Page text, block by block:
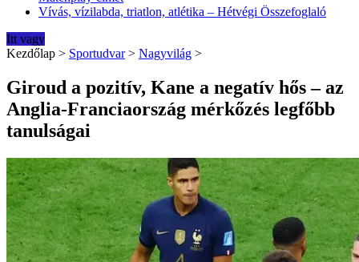
Vívás, vízilabda, triatlon, atlétika – Hétvégi Összefoglaló
Itt vagy
Kezdőlap > Sportudvar > Nagyvilág >
Giroud a pozitív, Kane a negatív hős – az
Anglia-Franciaország mérkőzés legfőbb
tanulságai